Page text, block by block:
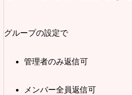
グループの設定で
管理者のみ返信可
メンバー全員返信可